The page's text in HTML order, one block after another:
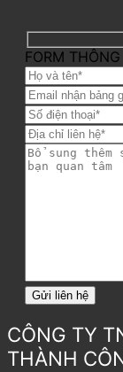
FORM
CÔNG TY
THÀNH